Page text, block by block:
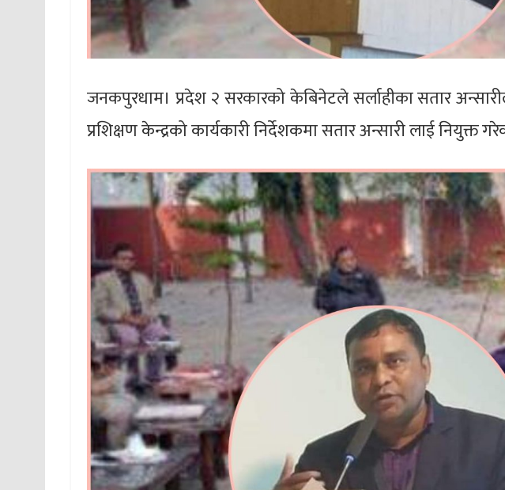
जनकपुरधाम। प्रदेश २ सरकारको केबिनेटले सर्लाहीका सतार
प्रशिक्षण केन्द्रको कार्यकारी निर्देशकमा सतार अन्सारी लाई नियुक्त